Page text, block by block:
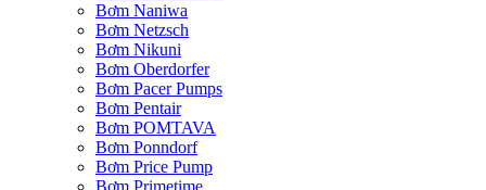
Bơm Naniwa
Bơm Netzsch
Bơm Nikuni
Bơm Oberdorfer
Bơm Pacer Pumps
Bơm Pentair
Bơm POMTAVA
Bơm Ponndorf
Bơm Price Pump
Bơm Primetime